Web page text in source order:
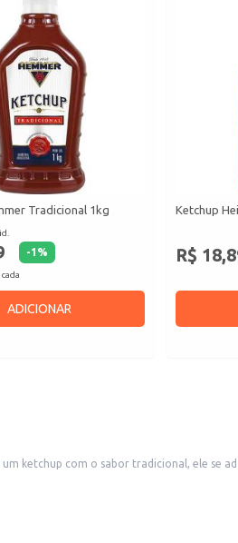
Tradicional 1kg
-1 %
ADICIONAR
Ketchup
R$
ketchup com o sabor tradicional, ele se